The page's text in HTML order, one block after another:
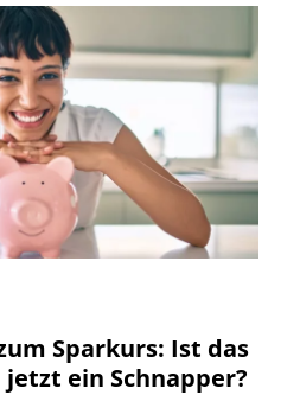
Sparkurs: Ist das
jetzt ein Schnapper?